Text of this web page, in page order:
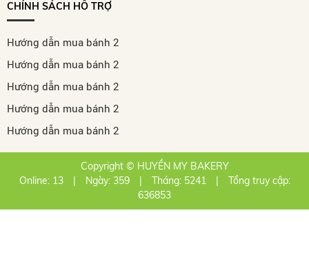
CHÍNH SÁCH HỖ TRỢ
Hướng dẫn mua bánh 2
Hướng dẫn mua bánh 2
Hướng dẫn mua bánh 2
Hướng dẫn mua bánh 2
Hướng dẫn mua bánh 2
Copyright © HUYỀN MY BAKERY
Online: 13
| Ngày: 359 | Tháng: 5241 |
Tổng truy cập:
636853